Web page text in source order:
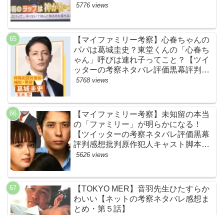
ネタバレ感想考察まとめ・スッキリ・
5776 views
【マイファミリー考察】心春ちゃんの
パパは葛城圭史？東堂くんの「心春ち
ゃん」呼びは連れ子ってこと？【ツイ
ッターの考察ネタバレ評価黒幕評判感
想批判原作犯人キャスト脚本あらすじ
5768 views
【マイファミリー考察】未知留の本当
の「ファミリー」が明らかになる！
【ツイッターの考察ネタバレ評価黒幕
評判感想批判原作犯人キャスト脚本あ
らすじ伏線まとめ】
5626 views
【TOKYO MER】音羽先生ひたすらか
わいい【ネットの考察ネタバレ感想ま
とめ・第５話】